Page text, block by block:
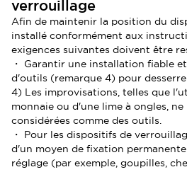
verrouillage
Afin de maintenir la position du
installé conformément aux
exigences suivantes doivent être
・ Garantir une installation fiable
d'outils (remarque 4) pour
4) Les improvisations, telles que
monnaie ou d'une lime à ongles,
considérées comme des outils.
・ Pour les dispositifs de
d'un moyen de fixation
réglage (par exemple, goupilles,